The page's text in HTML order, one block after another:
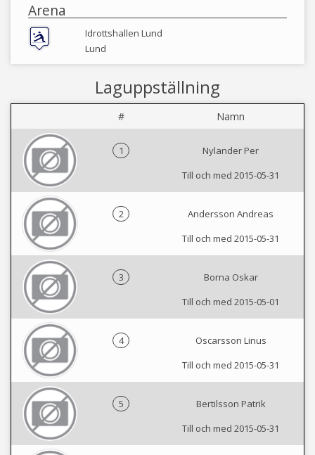
Arena
Idrottshallen Lund
Lund
Laguppställning
# Namn
1
Nylander Per
Till och med 2015-05-31
2
Andersson Andreas
Till och med 2015-05-31
3
Borna Oskar
Till och med 2015-05-01
4
Oscarsson Linus
Till och med 2015-05-31
5
Bertilsson Patrik
Till och med 2015-05-31